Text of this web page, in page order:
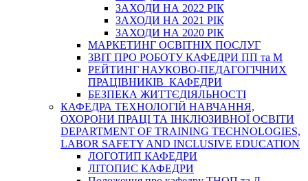
ЗАХОДИ НА 2022 РІК
ЗАХОДИ НА 2021 РІК
ЗАХОДИ НА 2020 РІК
МАРКЕТИНГ ОСВІТНІХ ПОСЛУГ
3BIT ПРО РОБОТУ КАФЕДРИ ПП та М
РЕЙТИНГ НАУКОВО-ПЕДАГОГІЧНИХ
ПРАЦІВНИКІВ КАФЕДРИ
БЕЗПЕКА ЖИТТЄДІЯЛЬНОСТІ
КАФЕДРА ТЕХНОЛОГІЙ НАВЧАННЯ,
ОХОРОНИ ПРАЦІ ТА ІНКЛЮЗИВНОЇ ОСВІТИ
DEPARTMENT OF TRAINING TECHNOLOGIES,
LABOR SAFETY AND INCLUSIVE EDUCATION
ЛОГОТИП КАФЕДРИ
ЛІТОПИС КАФЕДРИ